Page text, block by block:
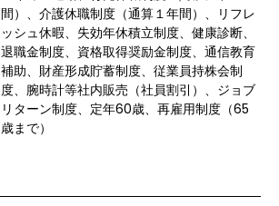
間）、介護休職制度（通算１年間）、リフレ
ッシュ休暇、失効年休積立制度、健康診断、
退職金制度、資格取得奨励金制度、通信教育
補助、財産形成貯蓄制度、従業員持株会制
度、腕時計等社内販売（社員割引）、ジョブ
リターン制度、定年60歳、再雇用制度（65
歳まで）